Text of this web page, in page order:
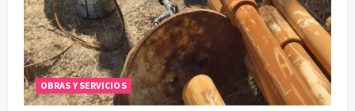
OBRAS Y SERVICIOS